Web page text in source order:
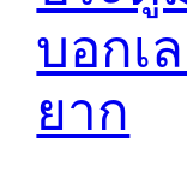
บอกเ
ยาก